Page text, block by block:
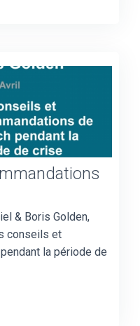
& Boris Golden,
conseils et
la période de